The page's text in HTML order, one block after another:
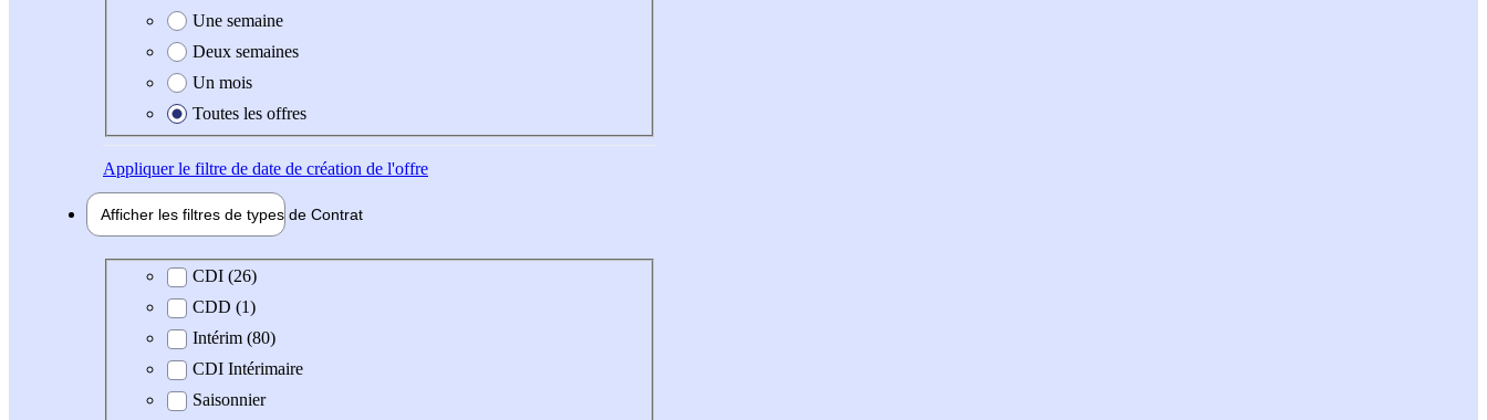
Une semaine
Deux semaines
Un mois
Toutes les offres
Appliquerle filtre de date de création de l'offre
Afficher les filtres de types de Contrat
Type de contratCDI (26)
CDD (1)
Intérim (80)
CDI Intérimaire
Saisonnier